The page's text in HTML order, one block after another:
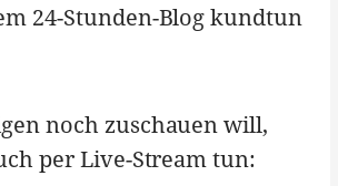
24-Stunden-Blog kundtun
noch zuschauen will,
per Live-Stream tun: